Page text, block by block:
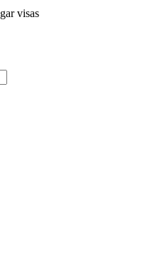
visas